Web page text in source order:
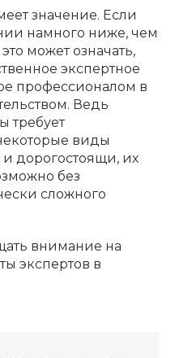
значение. Если
намного ниже, чем
может означать,
экспертное
профессионалом в
Ведь
требует
виды
дорогостоящи, их
без
сложного
внимание на
экспертов в